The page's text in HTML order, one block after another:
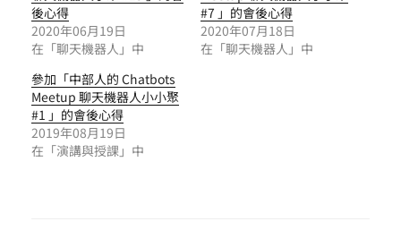
後心得
2020年06月19日
在「聊天機器人」中
#7 」的會後心得
2020年07月18日
在「聊天機器人」中
參加「中部人的 Chatbots
Meetup 聊天機器人小小聚
#1 」的會後心得
2019年08月19日
在「演講與授課」中